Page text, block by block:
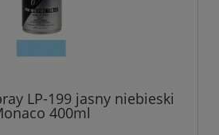
LP-199 jasny niebieski
400ml